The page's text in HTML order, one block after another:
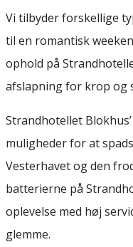
Vi tilbyder forskellige
til en romantisk
ophold på
afslapning for krop og
Strandhotellet
muligheder for at
Vesterhavet og den
batterierne på
oplevelse med høj
glemme.